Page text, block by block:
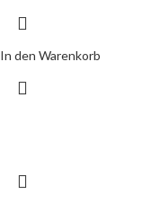
In den Warenkorb